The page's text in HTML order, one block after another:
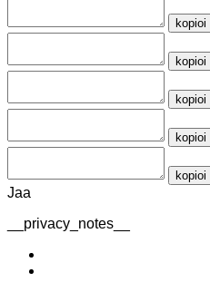
kopioi
kopioi
kopioi
kopioi
kopioi
Jaa
__privacy_notes__